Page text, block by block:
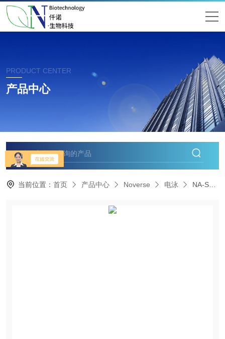
PRODUCT CENTER
产品中心
当前位置： 首页 产品中心 Noverse 电泳 NA-SPDNoverse诺为斯国产水平电泳槽